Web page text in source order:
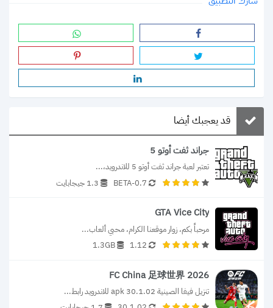
قد يعجبك أيضا
جراند ثفت أوتو 5
تعتبر لعبة جراند ثفت أوتو 5 للاندرويد،...
0.7-BETA
1.3 جيجابايت
GTA Vice City
مرحباً بكم، زوار موقعنا الكرام، محبي ألعاب...
1.12
1.3GB
FC China 足球世界 2026
تنزيل فيفا الصينية 30.1.02 apk للاندرويد رابط...